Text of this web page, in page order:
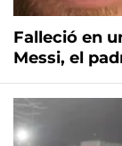
Falleció en
Messi, el